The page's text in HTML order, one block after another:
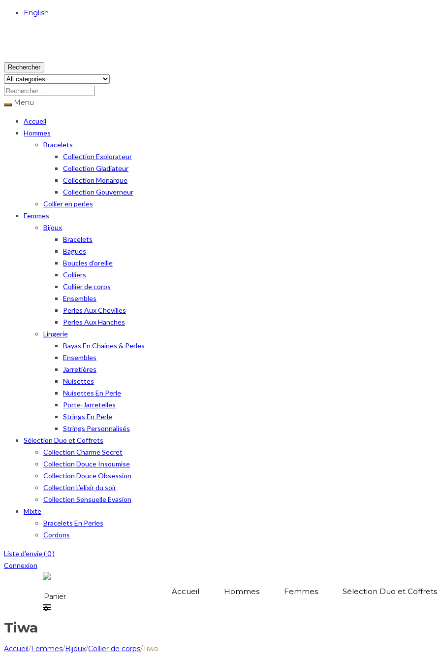
English
Rechercher
Menu
Accueil
Hommes
Bracelets
Collection Explorateur
Collection Gladiateur
Collection Monarque
Collection Gouverneur
Collier en perles
Femmes
Bijoux
Bracelets
Bagues
Boucles d’oreille
Colliers
Collier de corps
Ensembles
Perles Aux Chevilles
Perles Aux Hanches
Lingerie
Bayas En Chaines & Perles
Ensembles
Jarretières
Nuisettes
Nuisettes En Perle
Porte-Jarretelles
Strings En Perle
Strings Personnalisés
Sélection Duo et Coffrets
Collection Charme Secret
Collection Douce Insoumise
Collection Douce Obsession
Collection L’elixir du soir
Collection Sensuelle Evasion
Mixte
Bracelets En Perles
Cordons
Liste d'envie (0)
Connexion
Accueil Hommes Femmes Sélection Duo et Coffrets
Panier
0
Tiwa
Accueil/Femmes/Bijoux/Collier de corps/Tiwa